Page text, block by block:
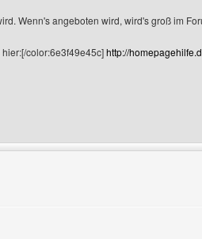
Wenn's angeboten wird, wird's groß im
color:6e3f49e45c]http://